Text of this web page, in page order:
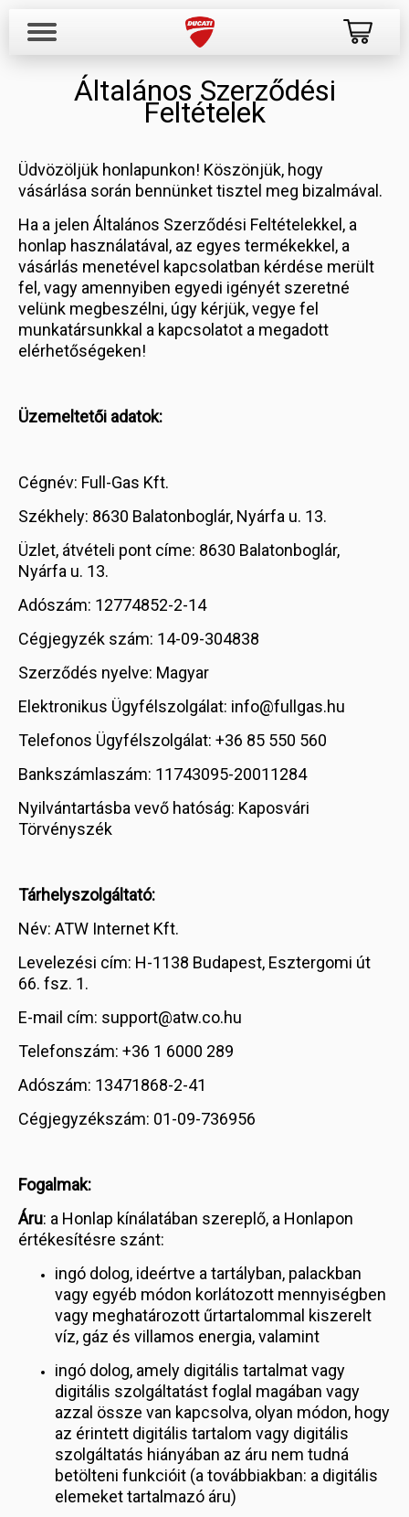
Általános Szerződési
Feltételek
Üdvözöljük honlapunkon! Köszönjük, hogy
vásárlása során bennünket tisztel meg bizalmával.
Ha a jelen Általános Szerződési Feltételekkel, a
honlap használatával, az egyes termékekkel, a
vásárlás menetével kapcsolatban kérdése merült
fel, vagy amennyiben egyedi igényét szeretné
velünk megbeszélni, úgy kérjük, vegye fel
munkatársunkkal a kapcsolatot a megadott
elérhetőségeken!
Üzemeltetői adatok:
Cégnév: Full-Gas Kft.
Székhely: 8630 Balatonboglár, Nyárfa u. 13.
Üzlet, átvételi pont címe: 8630 Balatonboglár,
Nyárfa u. 13.
Adószám: 12774852-2-14
Cégjegyzék szám: 14-09-304838
Szerződés nyelve: Magyar
Elektronikus Ügyfélszolgálat: info@fullgas.hu
Telefonos Ügyfélszolgálat: +36 85 550 560
Bankszámlaszám: 11743095-20011284
Nyilvántartásba vevő hatóság: Kaposvári
Törvényszék
Tárhelyszolgáltató:
Név: ATW Internet Kft.
Levelezési cím: H-1138 Budapest, Esztergomi út
66. fsz. 1.
E-mail cím: support@atw.co.hu
Telefonszám: +36 1 6000 289
Adószám: 13471868-2-41
Cégjegyzékszám: 01-09-736956
Fogalmak:
Áru: a Honlap kínálatában szereplő, a Honlapon
értékesítésre szánt:
ingó dolog, ideértve a tartályban, palackban
vagy egyéb módon korlátozott mennyiségben
vagy meghatározott űrtartalommal kiszerelt
víz, gáz és villamos energia, valamint
ingó dolog, amely digitális tartalmat vagy
digitális szolgáltatást foglal magában vagy
azzal össze van kapcsolva, olyan módon, hogy
az érintett digitális tartalom vagy digitális
szolgáltatás hiányában az áru nem tudná
betölteni funkcióit (a továbbiakban: a digitális
elemeket tartalmazó áru)